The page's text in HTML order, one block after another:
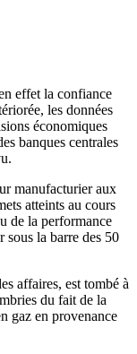
effet la confiance
les données
économiques
banques centrales
manufacturier aux
atteints au cours
de la performance
sous la barre des 50
affaires, est tombé à
du fait de la
gaz en provenance